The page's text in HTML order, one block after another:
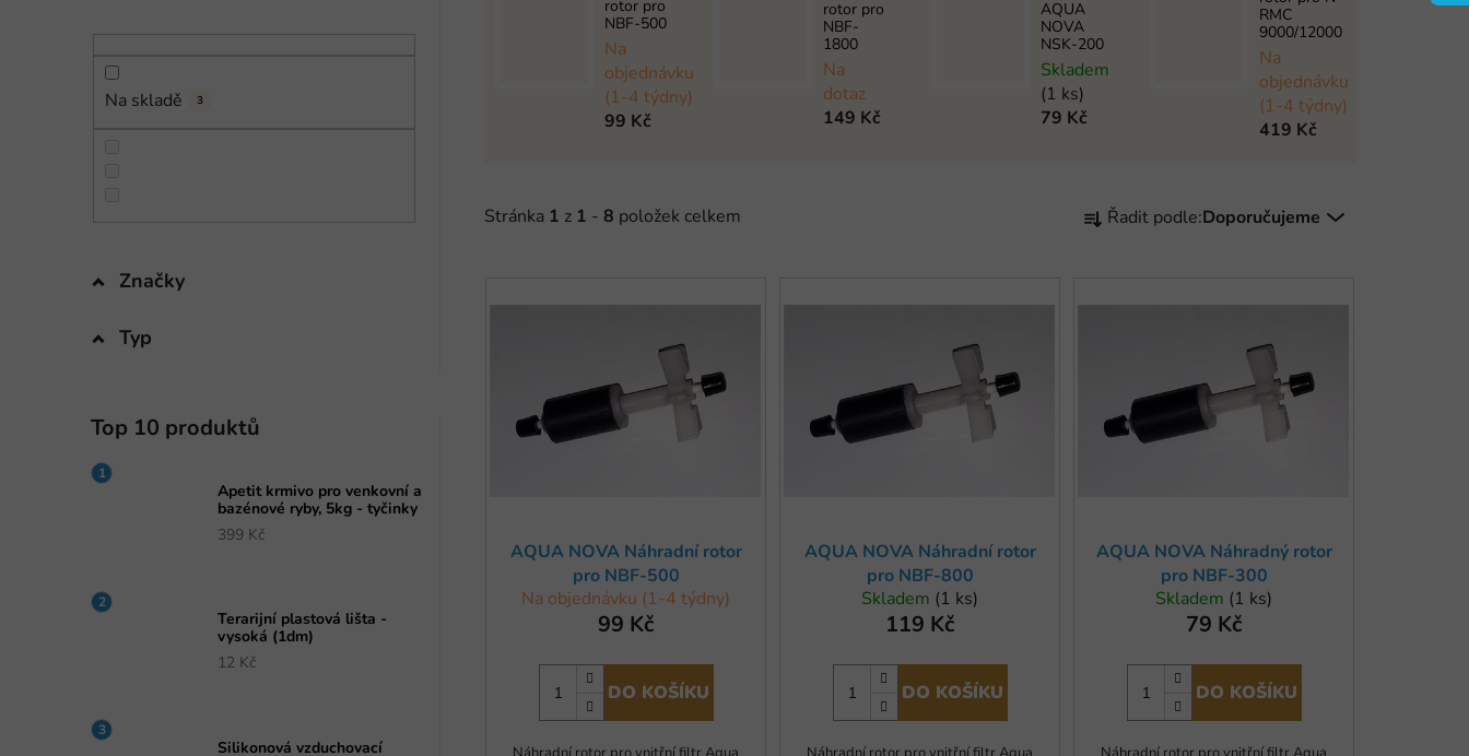
Na skladě 3
Značky
Typ
Top 10 produktů
Apetit krmivo pro venkovní a
bazénové ryby, 5kg - tyčinky
399 Kč
Terarijní plastová lišta -
vysoká (1dm)
12 Kč
Silikonová vzduchovací
rotor pro
NBF-500
Na
objednávku
(1-4 týdny)
99 Kč
rotor pro
NBF-
1800
Na
dotaz
149 Kč
AQUA
NOVA
NSK-200
Skladem
(1 ks)
79 Kč
RMC
9000/12000
Na
objednávku
(1-4 týdny)
419 Kč
Stránka 1 z 1 - 8 položek celkem
a
n
Řadit podle:Doporučujeme
ý
AQUA NOVA Náhradní rotor
pro NBF-500
Na objednávku (1-4 týdny)
99 Kč
DO KOŠÍKU
AQUA NOVA Náhradní rotor
pro NBF-800
Skladem (1 ks)
119 Kč
DO KOŠÍKU
AQUA NOVA Náhradný rotor
pro NBF-300
Skladem (1 ks)
79 Kč
DO KOŠÍKU